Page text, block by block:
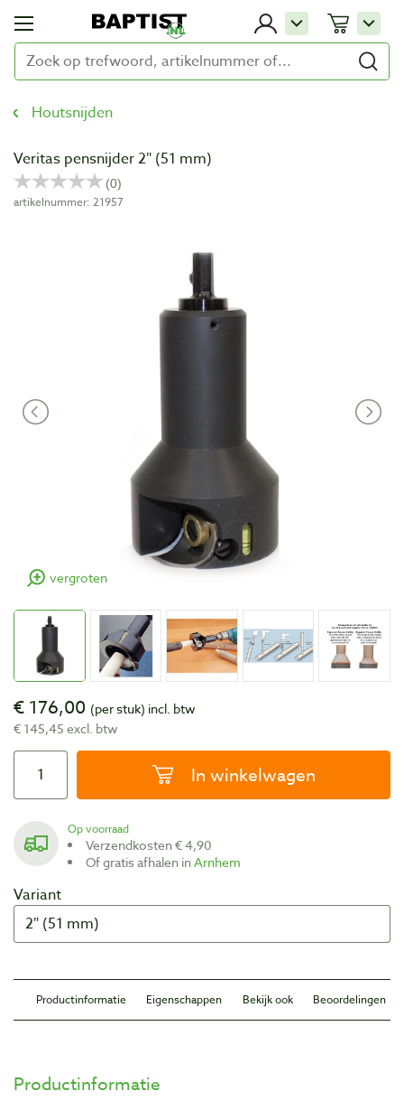
Houtsnijden
Veritas pensnijder 2″ (51 mm)
artikelnummer: 21957
vergroten
€ 176,00 (per stuk) incl. btw
€ 145,45 excl. btw
In winkelwagen
Op voorraad
Verzendkosten € 4,90
Of gratis afhalen inArnhem
Variant
Productinformatie Eigenschappen Bekijk ook Beoordelingen
Productinformatie